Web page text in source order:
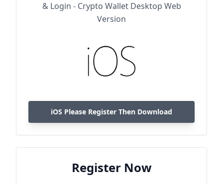
& Login - Crypto Wallet Desktop Web
Version
iOS Please Register Then Download
Register Now